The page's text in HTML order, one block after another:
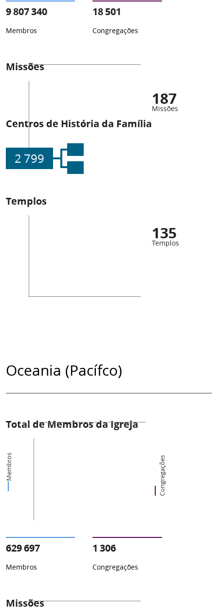
9 807 340
Membros
18 501
Congregações
Missões
187
Missões
Centros de História da Família
2 799
Templos
135
Templos
Oceania (Pacífco)
Total de Membros da Igreja
Membros Congregações
629 697
Membros
1 306
Congregações
Missões